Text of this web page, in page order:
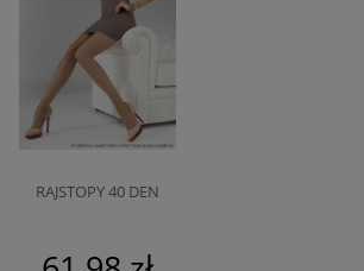
RAJSTOPY 40 DEN